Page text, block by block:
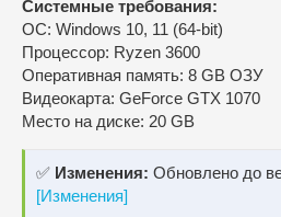
Системные требования:
ОС: Windows 10, 11 (64-bit)
Процессор: Ryzen 3600
Оперативная память: 8 GB ОЗУ
Видеокарта: GeForce GTX 1070
Место на диске: 20 GB
✅ Изменения: Обновлено до
[Изменения]